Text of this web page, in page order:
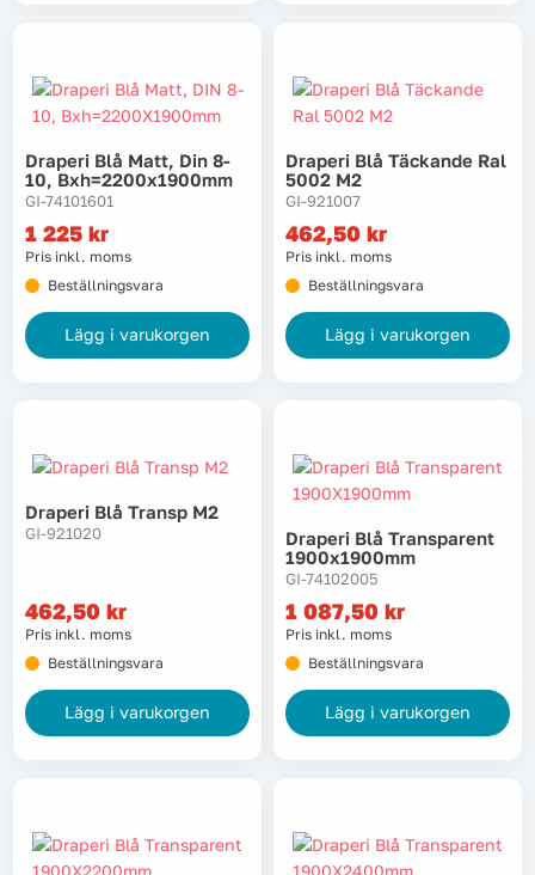
Hem Kampanjer
Varumärken Videoklipp
Draperi Blå Matt, Din 8-
10, Bxh=2200x1900mm
GI-74101601
1 225 kr
Pris inkl. moms
Beställningsvara
Lägg i varukorgen
Draperi Blå Täckande Ral
5002 M2
GI-921007
462,50 kr
Pris inkl. moms
Beställningsvara
Lägg i varukorgen
Draperi Blå Transp M2
GI-921020
462,50 kr
Pris inkl. moms
Beställningsvara
Lägg i varukorgen
Draperi Blå Transparent
1900x1900mm
GI-74102005
1 087,50 kr
Pris inkl. moms
Beställningsvara
Lägg i varukorgen